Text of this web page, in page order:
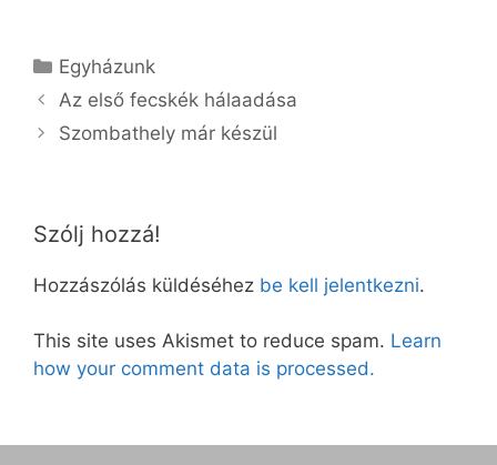
Kategória
Egyházunk
Az első fecskék hálaadása
Szombathely már készül
Szólj hozzá!
Hozzászólás küldéséhez be kell jelentkezni.
This site uses Akismet to reduce spam. Learn
how your comment data is processed.